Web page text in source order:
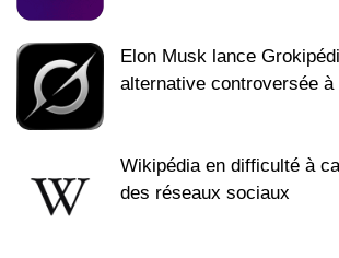
Elon Musk lance
alternative controversée à
Wikipédia en difficulté à
des réseaux sociaux